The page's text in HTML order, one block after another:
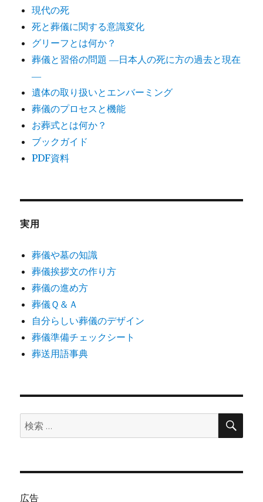
現代の死
死と葬儀に関する意識変化
グリーフとは何か？
葬儀と習俗の問題 ―日本人の死に方の過去と現在
―
遺体の取り扱いとエンバーミング
葬儀のプロセスと機能
お葬式とは何か？
ブックガイド
PDF資料
実用
葬儀や墓の知識
葬儀挨拶文の作り方
葬儀の進め方
葬儀Ｑ＆Ａ
自分らしい葬儀のデザイン
葬儀準備チェックシート
葬送用語事典
検
索:
検
広告